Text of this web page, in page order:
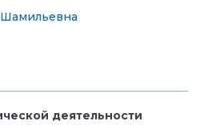
деятельности